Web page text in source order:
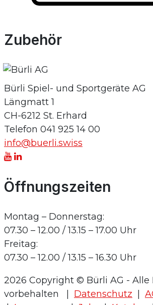
Zubehör
Bürli Spiel- und Sportgeräte AG
Längmatt 1
CH-6212 St. Erhard
Telefon 041 925 14 00
info@buerli.swiss
Öffnungszeiten
Montag – Donnerstag:
07.30 – 12.00 / 13.15 – 17.00 Uhr
Freitag:
07.30 – 12.00 / 13.15 – 16.30 Uhr
2026 Copyright © Bürli AG - Alle
vorbehalten
Datenschutz